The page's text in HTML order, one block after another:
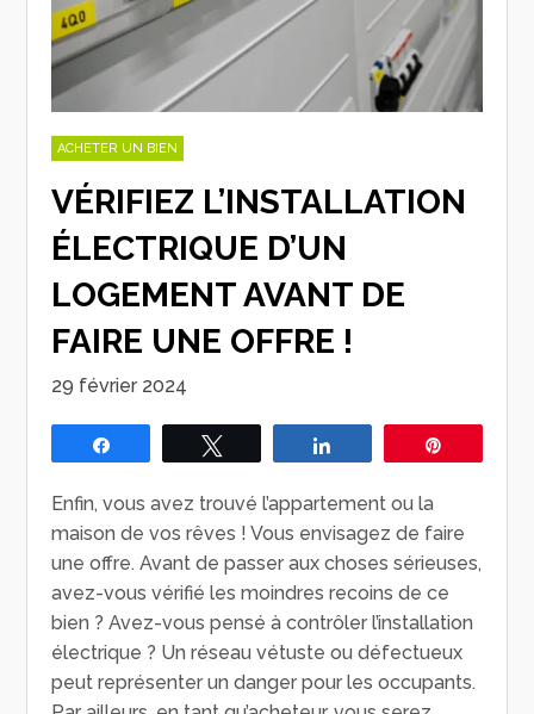
ACHETER UN BIEN
VÉRIFIEZ L’INSTALLATION
ÉLECTRIQUE D’UN
LOGEMENT AVANT DE
FAIRE UNE OFFRE !
29 février 2024
Enfin, vous avez trouvé l’appartement ou la
maison de vos rêves ! Vous envisagez de faire
une offre. Avant de passer aux choses sérieuses,
avez-vous vérifié les moindres recoins de ce
bien ? Avez-vous pensé à contrôler l’installation
électrique ? Un réseau vétuste ou défectueux
peut représenter un danger pour les occupants.